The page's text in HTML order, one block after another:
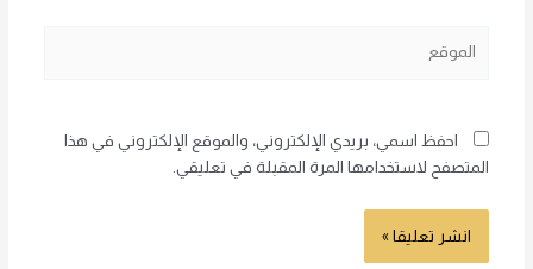
احفظ اسمي، بريدي الإلكتروني، والموقع الإلكتروني في هذا
المتصفح لاستخدامها المرة المقبلة في تعليقي.